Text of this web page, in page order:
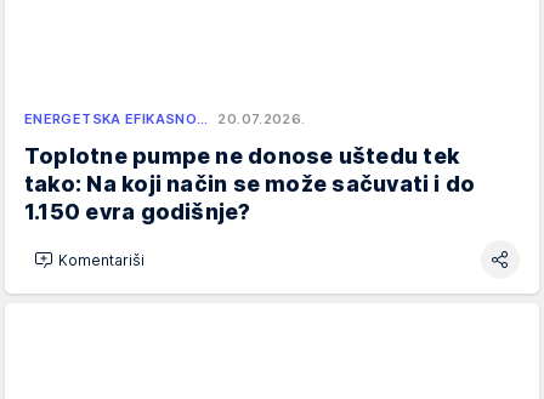
ENERGETSKA EFIKASNO… 20.07.2026.
Toplotne pumpe ne donose uštedu tek
tako: Na koji način se može sačuvati i do
1.150 evra godišnje?
Komentariši